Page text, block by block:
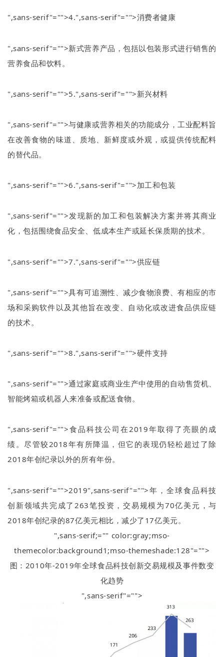
",sans-serif"="">4.",sans-serif"="">消费者健康
",sans-serif"="">新式营养产品，包括以包装形式进行销售的
营养食品和饮料。
",sans-serif"="">5.",sans-serif"="">新兴材料
",sans-serif"="">与健康或营养相关的功能成分，工业配料旨
在改善食物的味道、质地、新鲜度或外观，或提供传统配料
的替代品。
",sans-serif"="">6.",sans-serif"="">加工和包装
",sans-serif"="">发现新的加工和包装解决方案并将其商业
化，包括围绕食品安全、低成本生产或延长保质期的技术。
",sans-serif"="">7.",sans-serif"="">供应链
",sans-serif"="">具有可追溯性、减少食物浪费、有相应的市
场和采购软件以及其他旨在改变、自动化或改进食品供应链
的技术。
",sans-serif"="">8.",sans-serif"="">硬件支持
",sans-serif"="">通过家庭或商业生产中使用的自动售货机、
智能烤箱或机器人来准备或配送食物。
",sans-serif"="">食品科技公司在2019年取得了亮眼的成
绩。尽管较2018年有所降温，但它的表现仍轻松超过了除
2018年创纪录以外的所有年份。
",sans-serif"="">2019",sans-serif"="">年，全球食品科技
创新领域共完成了 263笔投资，交易规模为70亿美元，与
2018年创纪录的87亿美元相比，减少了 17亿美元。
",sans-serif;="" color:gray;mso-
themecolor:background1;mso-themeshade:128"="">
图： 2010年-2019年全球食品科技创新交易规模及事件数变
化趋势
",sans-serif"="">